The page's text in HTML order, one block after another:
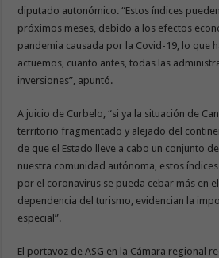
diputado autonómico. “Estos índices
próximos meses, debido a los efectos
pandemia causada por la Covid-19, lo que
actuemos, cuanto antes, todas las
inversiones”, apuntó.
A juicio de Curbelo, “si ya la situación de
territorio fragmentado y alejado del
de que el Estado lleve a cabo un conjunto
nuestra comunidad autónoma, estos
por el coronavirus se pueda cebar más en
dependencia del turismo, evidencian la
especial”.
El portavoz de ASG en la Cámara regional